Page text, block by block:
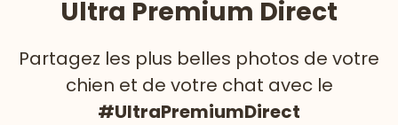
Ultra Premium Direct
Partagez les plus belles photos de votre
chien et de votre chat avec le
#UltraPremiumDirect